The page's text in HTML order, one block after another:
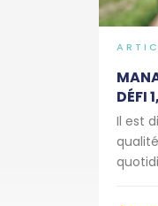
DÉFI
Il est